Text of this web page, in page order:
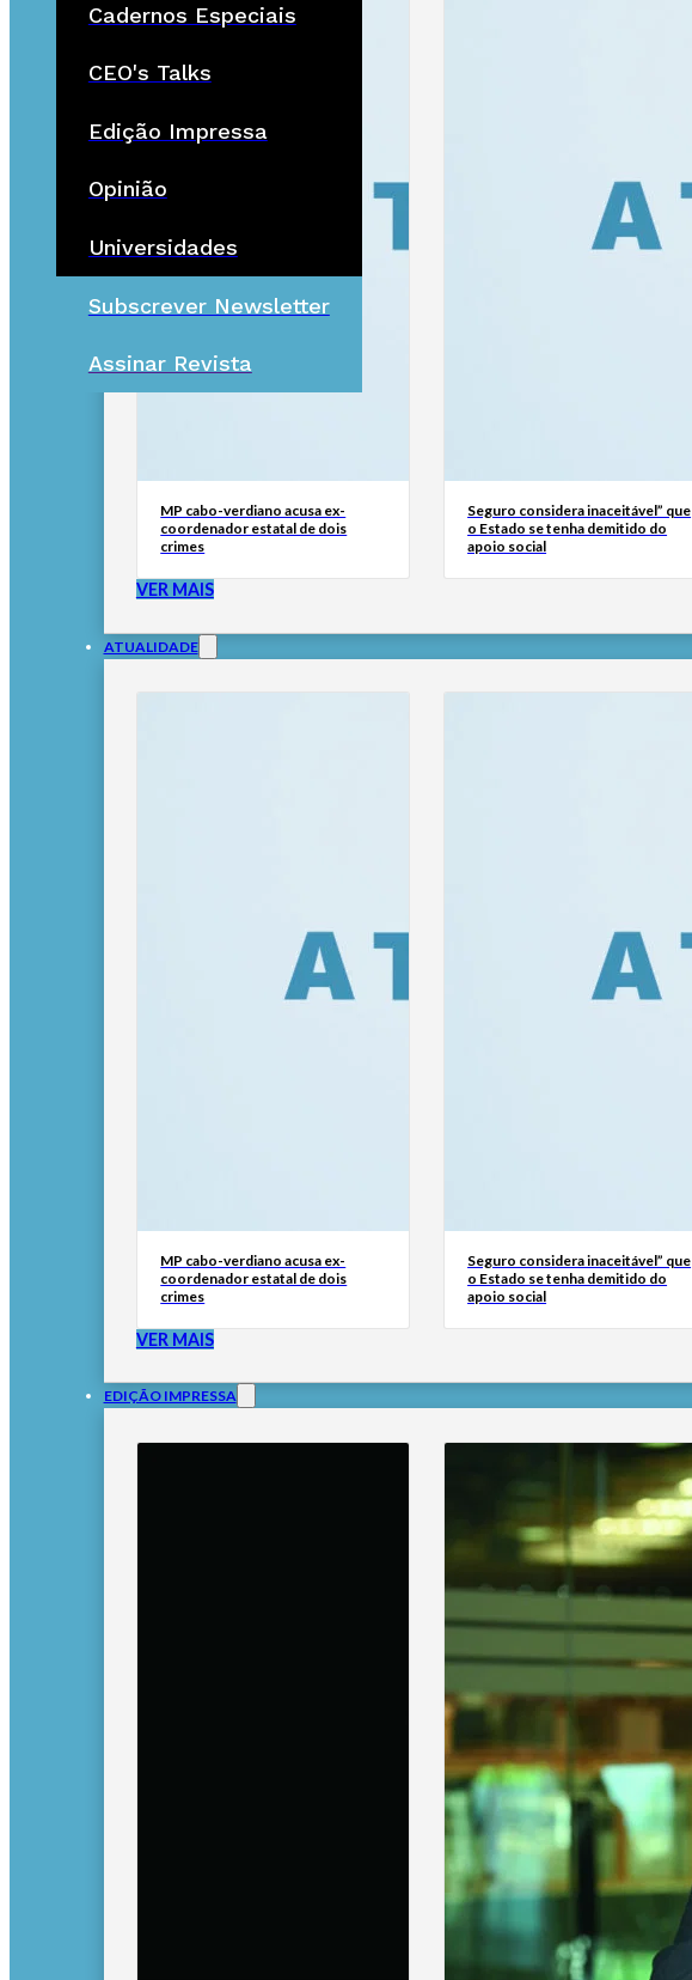
Cadernos Especiais
CEO's Talks
Edição Impressa
Opinião
Universidades
Subscrever Newsletter
Assinar Revista
MP cabo-verdiano acusa ex-
coordenador estatal de dois
crimes
Seguro considera inaceitável” que
o Estado se tenha demitido do
apoio social
VER MAIS
ATUALIDADE
MP cabo-verdiano acusa ex-
coordenador estatal de dois
crimes
Seguro considera inaceitável” que
o Estado se tenha demitido do
apoio social
VER MAIS
EDIÇÃO IMPRESSA